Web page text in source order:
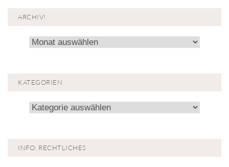
ARCHIV!
Archiv!
KATEGORIEN
Kategorien
INFO: RECHTLICHES